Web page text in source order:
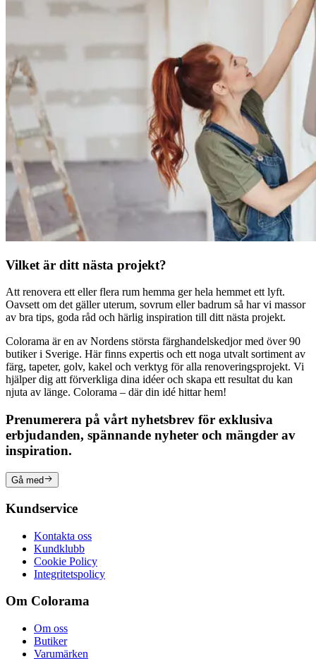
Vilket är ditt nästa projekt?
Att renovera ett eller flera rum hemma ger hela hemmet ett lyft.
Oavsett om det gäller uterum, sovrum eller badrum så har vi massor
av bra tips, goda råd och härlig inspiration till ditt nästa projekt.
Colorama är en av Nordens största färghandelskedjor med över 90
butiker i Sverige. Här finns expertis och ett noga utvalt sortiment av
färg, tapeter, golv, kakel och verktyg för alla renoveringsprojekt. Vi
hjälper dig att förverkliga dina idéer och skapa ett resultat du kan
njuta av länge. Colorama – där din idé hittar hem!
Prenumerera på vårt nyhetsbrev för exklusiva
erbjudanden, spännande nyheter och mängder av
inspiration.
Gå med
Kundservice
Kontakta oss
Kundklubb
Cookie Policy
Integritetspolicy
Om Colorama
Om oss
Butiker
Varumärken